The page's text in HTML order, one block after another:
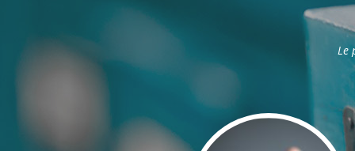
SAINT-QUENTIN
VALENCIENNES
COMPIÈGNE
CHEF DE LIGNE
CONDUITE D'ENGINS (CACES / PONTS
CONDUITE DE MACHINES /
MAINTENANCE
MANUTENTION / EMBALLAGE
CALAIS
VILLENEUVE D'ASCQ
ARRAS
VILLENEUVE D'ASCQ
ARRAS
VALENCIENNES
COMPIÈGNE
CONSEILLER DE VENTE
ENSEIGNANT /
ESTHÉTICIEN
Le